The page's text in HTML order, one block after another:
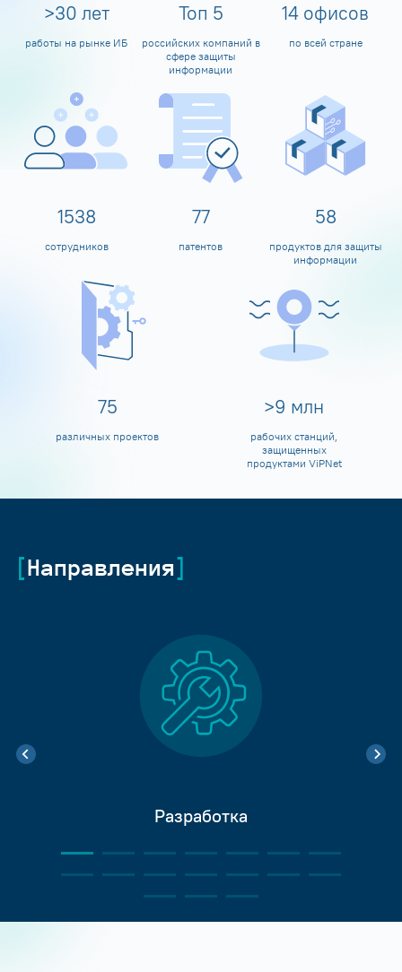
>30 лет
работы на рынке ИБ
Топ 5
российских компаний в
сфере защиты
информации
14 офисов
по всей стране
1600
сотрудников
80
патентов
60
продуктов для защиты
информации
80
различных проектов
>10 млн
рабочих станций,
защищенных
продуктами ViPNet
Направления
Разработка